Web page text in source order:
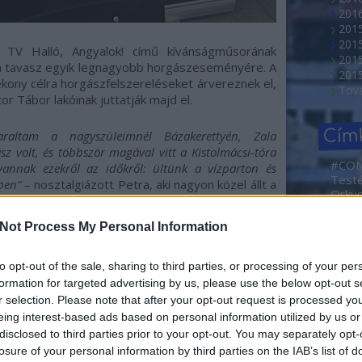
Process My Personal Information
opt-out of the sale, sharing to third parties, or processing of your
for targeted advertising by us, please use the below opt-out
selection. Please note that after your opt-out request is processed
interest-based ads based on personal information utilized by us
to third parties prior to your opt-out. You may separately
of your personal information by third parties on the IAB’s list of
Halló, Angyalok! című kívánságműsorának
egyik legnagyobb horgászeseményére. A
célra horgászfelszereléseket árvereznek el,
Tábor lakóinak juttatják majd el.
a nagyszüleimnél Bázakerettyén, Zala
volt, és többször magával vitt a Kistolmácsi-tóra
ezekről az időkről: ültünk a vízparton és
– nosztalgiázott Petra, aki nagyon közel állt a
hatalmas kalapja és régi horgászbotja volt,
nem voltak modern felszerelések. Nem volt túl
és segítettem a nagymamámnak
a jó időt, a természetet, a csendet és a
is nagyon szereti: kedvenc fogását
csináltunk először anyuval lazacot
receptem, amit sokszor készítek el otthon”–
Dóra
Ada